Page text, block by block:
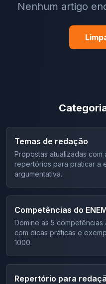
Nenhum artigo
Temas de redação
Propostas atualizadas com
repertórios para praticar a
argumentativa.
Competências do
Domine as 5 competências
com dicas práticas e
1000.
Repertório para